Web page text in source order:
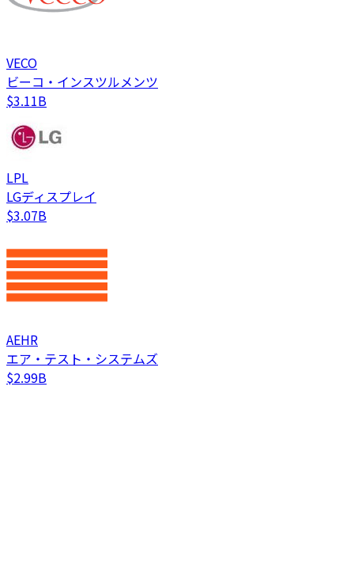
VECO
ビーコ・インスツルメンツ
$3.11B
LPL
LGディスプレイ
$3.07B
AEHR
エア・テスト・システムズ
$2.99B